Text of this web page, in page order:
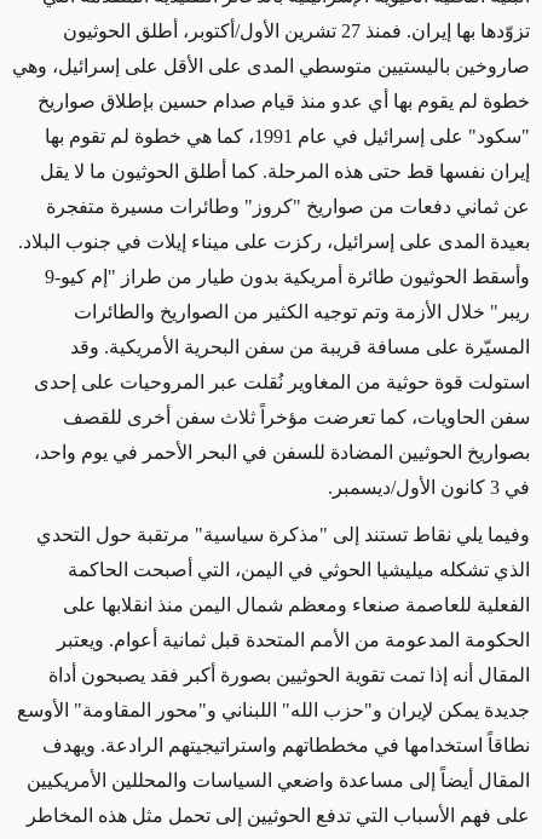
تزوّدها بها إيران. فمنذ 27 تشرين الأول/أكتوبر، أطلق الحوثيون
صاروخين باليستيين متوسطي المدى على الأقل على إسرائيل، وهي
خطوة لم يقوم بها أي عدو منذ قيام صدام حسين بإطلاق صواريخ
"سكود" على إسرائيل في عام 1991، كما هي خطوة لم تقوم بها
إيران نفسها قط حتى هذه المرحلة. كما أطلق الحوثيون ما لا يقل
عن ثماني دفعات من صواريخ "كروز" وطائرات مسيرة متفجرة
بعيدة المدى على إسرائيل، ركزت على ميناء إيلات في جنوب البلاد.
وأسقط الحوثيون طائرة أمريكية بدون طيار من طراز "إم كيو-9
ريبر" خلال الأزمة وتم توجيه الكثير من الصواريخ والطائرات
المسيّرة على مسافة قريبة من سفن البحرية الأمريكية. وقد
استولت قوة حوثية من المغاوير نُقلت عبر المروحيات على إحدى
سفن الحاويات، كما تعرضت مؤخراً ثلاث سفن أخرى للقصف
بصواريخ الحوثيين المضادة للسفن في البحر الأحمر في يوم واحد،
في 3 كانون الأول/ديسمبر.
وفيما يلي نقاط تستند إلى "مذكرة سياسية" مرتقبة حول التحدي
الذي تشكله ميليشيا الحوثي في ​​اليمن، التي أصبحت الحاكمة
الفعلية للعاصمة صنعاء ومعظم شمال اليمن منذ انقلابها على
الحكومة المدعومة من الأمم المتحدة قبل ثمانية أعوام. ويعتبر
المقال أنه إذا تمت تقوية الحوثيين بصورة أكبر فقد يصبحون أداة
جديدة يمكن لإيران و"حزب الله" اللبناني و"محور المقاومة" الأوسع
نطاقاً استخدامها في مخططاتهم واستراتيجيتهم الرادعة. ويهدف
المقال أيضاً إلى مساعدة واضعي السياسات والمحللين الأمريكيين
على فهم الأسباب التي تدفع الحوثيين إلى تحمل مثل هذه المخاطر